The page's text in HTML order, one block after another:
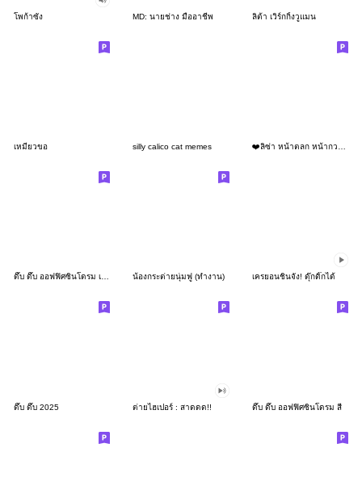
โพก้าซัง MD: นายช่าง มืออาชีพ ลิต้า เวิร์กกิ้งวูแมน
เหมียวขอ silly calico cat memes
ดึ๊บ ดึ๊บ ออฟฟิศซินโดรม เก้า น้องกระต่ายนุ่มฟู (ทำงาน) เครยอนชินจัง! ดุ๊กดิ๊กได้
ดึ๊บ ดึ๊บ 2025 ต่ายไฮเปอร์ : สาดดด!! ดึ๊บ ดึ๊บ ออฟฟิศซินโดรม สี่